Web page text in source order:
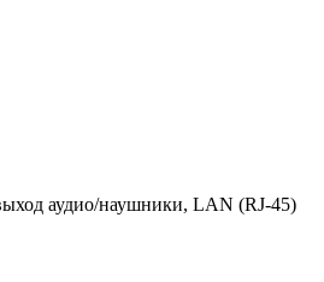
аудио/наушники, LAN (RJ-45)